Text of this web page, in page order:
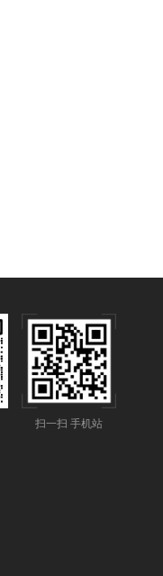
扫一扫 手机站